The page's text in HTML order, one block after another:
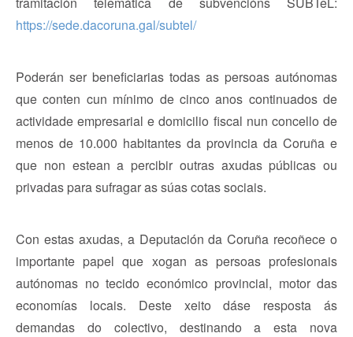
https://sede.dacoruna.gal/subtel/
Poderán ser beneficiarias todas as persoas autónomas
que conten cun mínimo de cinco anos continuados de
actividade empresarial e domicilio fiscal nun concello de
menos de 10.000 habitantes da provincia da Coruña e
que non estean a percibir outras axudas públicas ou
privadas para sufragar as súas cotas sociais.
Con estas axudas, a Deputación da Coruña recoñece o
importante papel que xogan as persoas profesionais
autónomas no tecido económico provincial, motor das
economías locais. Deste xeito dáse resposta ás
demandas do colectivo, destinando a esta nova